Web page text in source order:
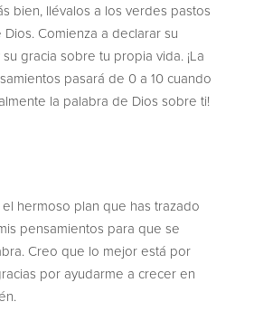
bien, llévalos a los verdes pastos
Comienza a declarar su
gracia sobre tu propia vida. ¡La
pasará de 0 a 10 cuando
la palabra de Dios sobre ti!
hermoso plan que has trazado
pensamientos para que se
Creo que lo mejor está por
por ayudarme a crecer en